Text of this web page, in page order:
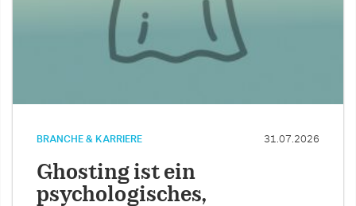
BRANCHE & KARRIERE 31.07.2026
Ghosting ist ein
psychologisches,